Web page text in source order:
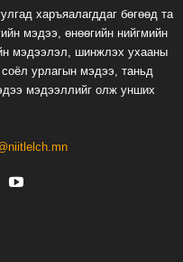
харъяалагддаг бөгөөд та
мэдээ, өнөөгийн нийгмийн
мэдээлэл, шинжлэх ухааны
урлагын мэдээ, таньд
мэдээллийг олж унших